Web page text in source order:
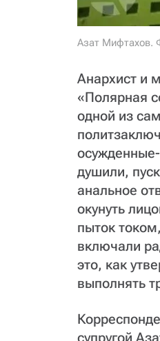
Азат Мифтахов.
Анархист и
«Полярная
одной из
душили,
анальное
окунуть
пыток
включали
это, как
выполнять
супругой